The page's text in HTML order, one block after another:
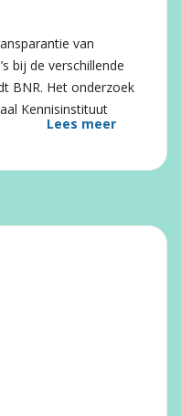
van
bij de verschillende
BNR. Het onderzoek
Kennisinstituut
Lees meer